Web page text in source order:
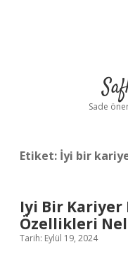
Sade
Etiket: İyi bir
Iyi Bir Kariyer
Özellikleri
Tarih: Eylül 19, 2024